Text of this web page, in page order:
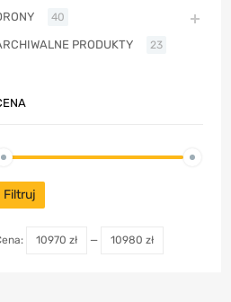
40
PRODUKTY 23
Filtruj
10970 zł — 10980 zł